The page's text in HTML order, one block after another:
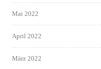
Mai 2022
April 2022
März 2022